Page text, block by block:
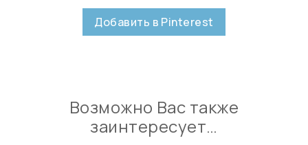
Добавить в Pinterest
Возможно Вас также
заинтересует…